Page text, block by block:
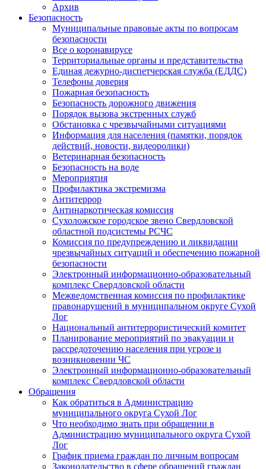
Архив
Безопасность
Муниципальные правовые акты по вопросам
безопасности
Все о коронавирусе
Территориальные органы и представительства
Единая дежурно-диспетчерская служба (ЕДДС)
Телефоны доверия
Пожарная безопасность
Безопасность дорожного движения
Порядок вызова экстренных служб
Обстановка с чрезвычайными ситуациями
Информация для населения (памятки, порядок
действий, новости, видеоролики)
Ветеринарная безопасность
Безопасность на воде
Мероприятия
Профилактика экстремизма
Антитеррор
Антинаркотическая комиссия
Сухоложское городское звено Свердловской
областной подсистемы РСЧС
Комиссия по предупреждению и ликвидации
чрезвычайных ситуаций и обеспечению пожарной
безопасности
Электронный информационно-образовательный
комплекс Cвердловской области
Межведомственная комиссия по профилактике
правонарушений в муниципальном округе Сухой
Лог
Национальный антитеррористический комитет
Планирование мероприятий по эвакуации и
рассредоточению населения при угрозе и
возникновении ЧС
Электронный информационно-образовательный
комплекс Свердловской области
Обращения
Как обратиться в Администрацию
муниципального округа Сухой Лог
Что необходимо знать при обращении в
Администрацию муниципального округа Сухой
Лог
График приема граждан по личным вопросам
Законодательство в сфере обращений граждан